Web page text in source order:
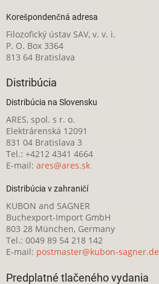
Korešpondenčná adresa
Filozofický ústav SAV, v. v. i.
P. O. Box 3364
813 64 Bratislava
Distribúcia
Distribúcia na Slovensku
ARES, spol. s r. o.
Elektrárenská 12091
831 04 Bratislava 3
Tel.: +4212 4341 4664
E-mail: ares@ares.sk
Distribúcia v zahraničí
KUBON and SAGNER
Buchexport-Import GmbH
803 28 München, Germany
Tel.: 0049 89 54 218 142
E-mail: postmaster@kubon-sagner.de
Predplatné tlačeného vydania